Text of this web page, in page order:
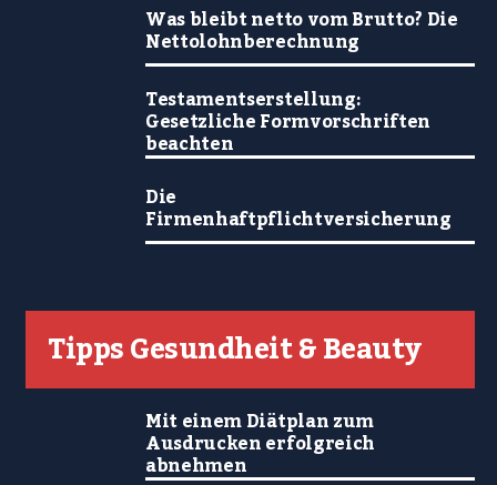
Was bleibt netto vom Brutto? Die
Nettolohnberechnung
Testamentserstellung:
Gesetzliche Formvorschriften
beachten
Die
Firmenhaftpflichtversicherung
Tipps Gesundheit & Beauty
Mit einem Diätplan zum
Ausdrucken erfolgreich
abnehmen